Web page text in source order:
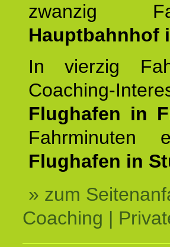
zwanzig
Hauptbahnhof
In vierzig
Coaching-
Flughafen in
Fahrminuten
Flughafen in
» zum
Coaching |